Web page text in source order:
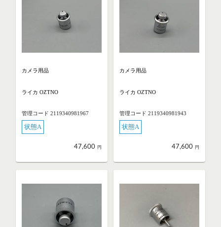
カメラ用品
ライカ OZTNO
管理コード 2119340981967
状態A
47,600 円
カメラ用品
ライカ OZTNO
管理コード 2119340981943
状態A
47,600 円